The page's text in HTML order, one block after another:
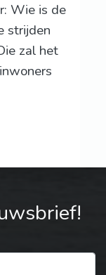
Wie is de
strijden
zal het